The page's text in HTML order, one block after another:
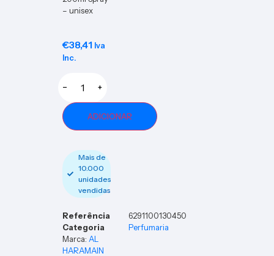
– unisex
€38,41 Iva
Inc.
− +
ADICIONAR
Mais de
10.000
unidades
vendidas
Referência
6291100130450
Categoria
Perfumaria
Marca: AL
HARAMAIN